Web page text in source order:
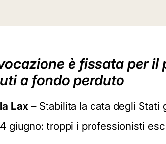
è fissata per
a fondo perduto
Lax – Stabilita la data degli
giugno: troppi i professionisti